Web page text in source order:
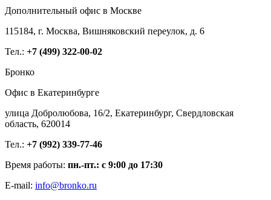
Дополнительный офис в Москве
115184, г. Москва, Вишняковский переулок, д. 6
Тел.: +7 (499) 322-00-02
Бронко
Офис в Екатеринбурге
улица Добролюбова, 16/2, Екатеринбург, Свердловская
область, 620014
Тел.: +7 (992) 339-77-46
Время работы: пн.-пт.: с 9:00 до 17:30
E-mail: info@bronko.ru